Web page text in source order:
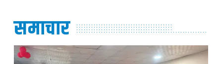
समाचार